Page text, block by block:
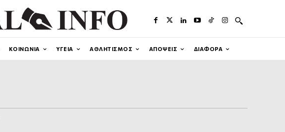
ΚΟΙΝΩΝΙΑ ΥΓΕΙΑ ΑΘΛΗΤΙΣΜΟΣ ΑΠΟΨΕΙΣ ΔΙΑΦΟΡΑ